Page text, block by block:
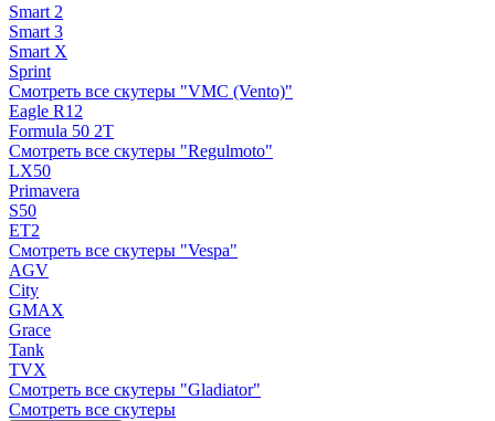
Smart 2
Smart 3
Smart X
Sprint
Смотреть все скутеры "VMC (Vento)"
Eagle R12
Formula 50 2Т
Смотреть все скутеры "Regulmoto"
LX50
Primavera
S50
ET2
Смотреть все скутеры "Vespa"
AGV
City
GMAX
Grace
Tank
TVX
Смотреть все скутеры "Gladiator"
Смотреть все скутеры